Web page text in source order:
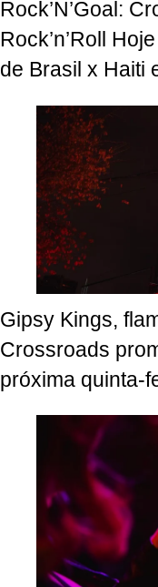
Rock’N’Goal:
Rock’n’Roll
de Brasil x Haiti
Gipsy Kings,
Crossroads
próxima quinta-